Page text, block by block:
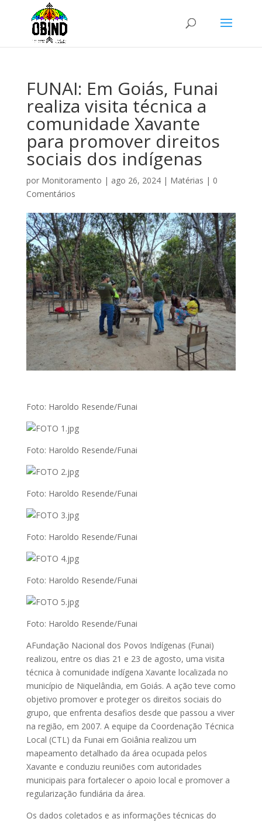
FUNAI: Em Goiás, Funai
realiza visita técnica a
comunidade Xavante
para promover direitos
sociais dos indígenas
por Monitoramento | ago 26, 2024| Matérias | 0
Comentários
Foto: Haroldo Resende/Funai
Foto: Haroldo Resende/Funai
Foto: Haroldo Resende/Funai
Foto: Haroldo Resende/Funai
Foto: Haroldo Resende/Funai
Foto: Haroldo Resende/Funai
AFundação Nacional dos Povos Indígenas (Funai)
realizou, entre os dias 21 e 23 de agosto, uma visita
técnica à comunidade indígena Xavante localizada no
município de Niquelândia, em Goiás. A ação teve como
objetivo promover e proteger os direitos sociais do
grupo, que enfrenta desafios desde que passou a viver
na região, em 2007. A equipe da Coordenação Técnica
Local (CTL) da Funai em Goiânia realizou um
mapeamento detalhado da área ocupada pelos
Xavante e conduziu reuniões com autoridades
municipais para fortalecer o apoio local e promover a
regularização fundiária da área.
Os dados coletados e as informações técnicas do